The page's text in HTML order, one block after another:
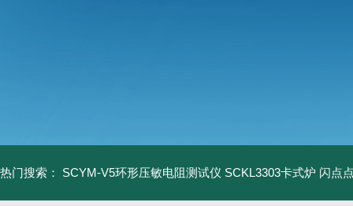
热门搜索： SCYM-V5环形压敏电阻测试仪 SCKL3303卡式炉 闪点